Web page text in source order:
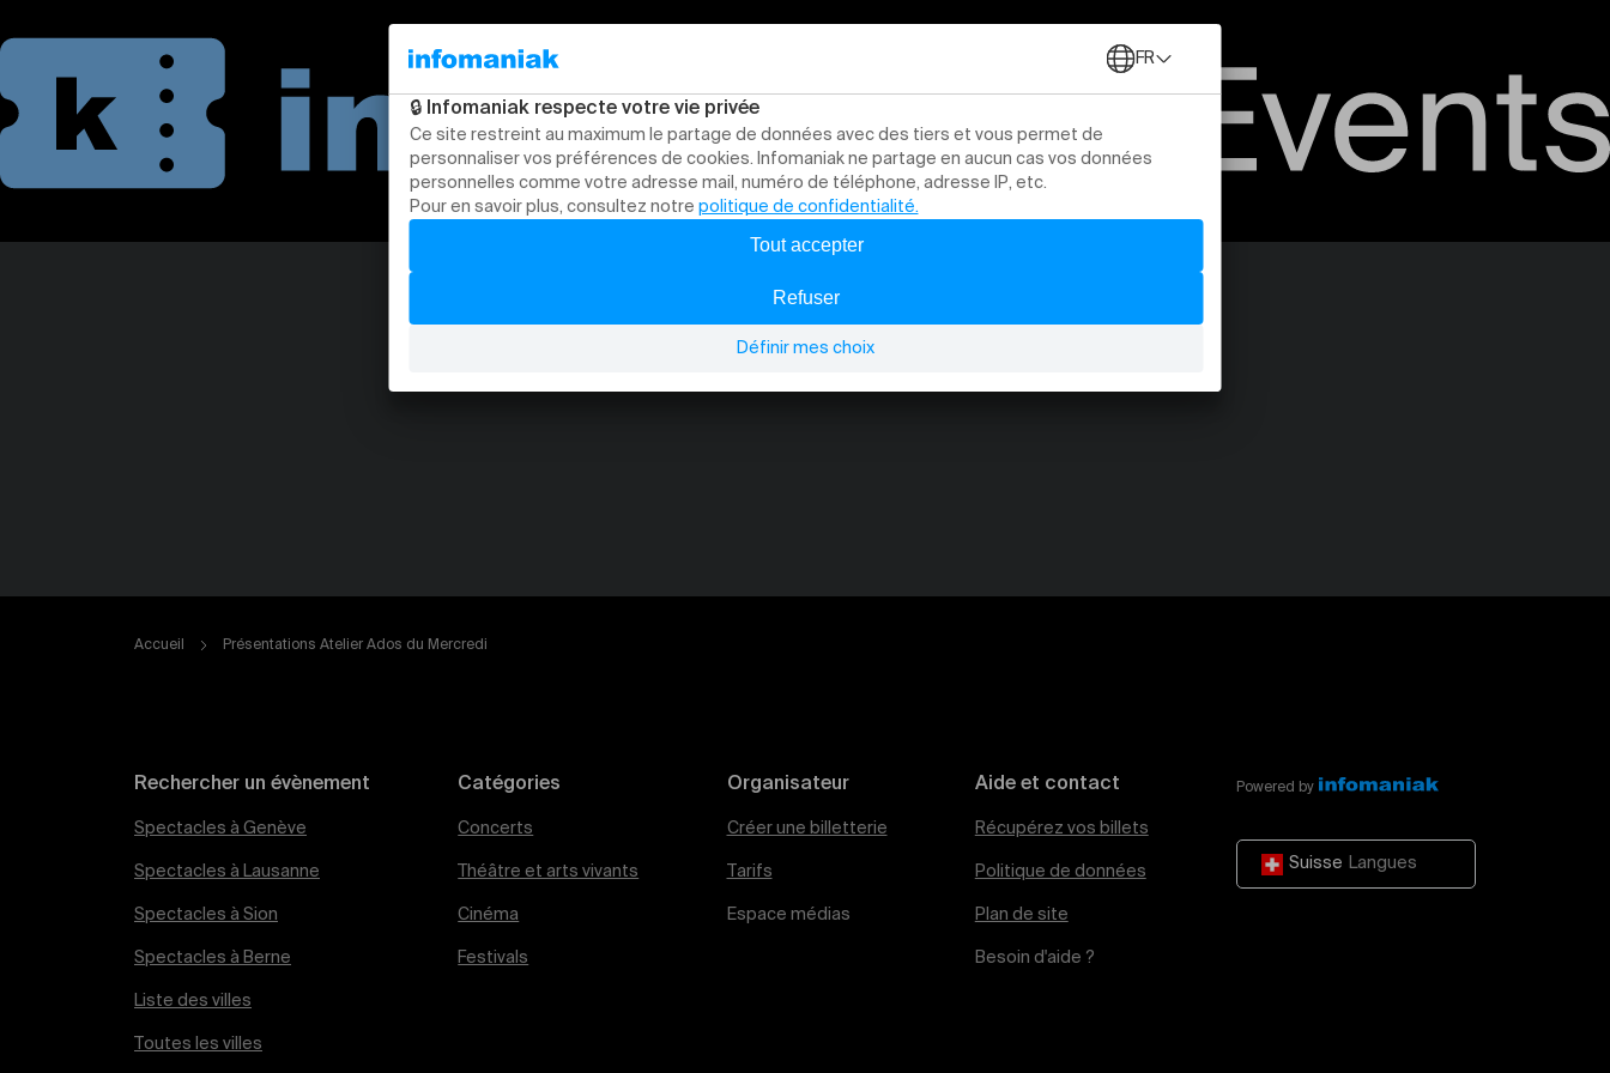
Accueil Présentations Atelier Ados du Mercredi
Rechercher un évènement
Spectacles à Genève
Spectacles à Lausanne
Spectacles à Sion
Spectacles à Berne
Liste des villes
Toutes les villes
Catégories
Concerts
Théâtre et arts vivants
Cinéma
Festivals
Organisateur
Créer une billetterie
Tarifs
Espace médias
Aide et contact
Récupérez vos billets
Politique de données
Plan de site
Besoin d'aide ?
Powered by
Suisse Langues